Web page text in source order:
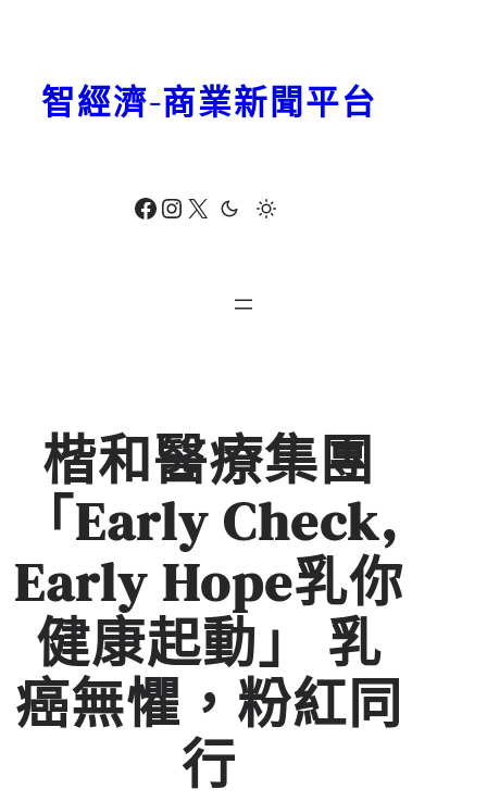
Facebook Instagram X
智經濟-商業新聞平台
楷和醫療集團
「Early Check,
Early Hope乳你
健康起動」 乳
癌無懼，粉紅同
行